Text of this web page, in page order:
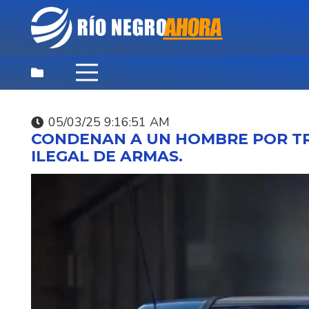
05/03/25 9:16:51 AM
CONDENAN A UN HOMBRE POR
ILEGAL DE ARMAS.
DEPORTES,DESTACADAS,NOTICIAS
PRINCIPALES